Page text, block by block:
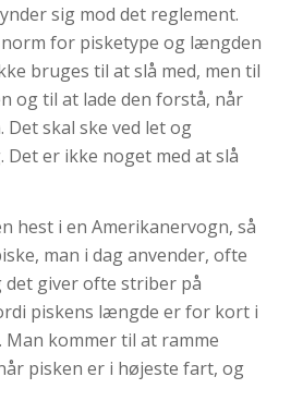
sig mod det reglement.
for pisketype og længden
bruges til at slå med, men til
og til at lade den forstå, når
Det skal ske ved let og
er ikke noget med at slå
hest i en Amerikanervogn, så
man i dag anvender, ofte
giver ofte striber på
piskens længde er for kort i
kommer til at ramme
pisken er i højeste fart, og